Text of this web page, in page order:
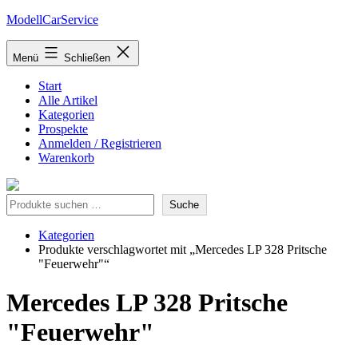
Zum
springen
ModellCarService
Menü Schließen
Start
Alle Artikel
Kategorien
Prospekte
Anmelden / Registrieren
Warenkorb
Suche Suche
Kategorien
Produkte verschlagwortet mit „Mercedes LP 328 Pritsche
"Feuerwehr"“
Mercedes LP 328 Pritsche
"Feuerwehr"